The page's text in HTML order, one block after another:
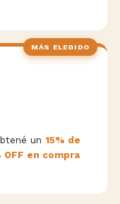
MÁS ELEGIDO
un 15% de
OFF en compra